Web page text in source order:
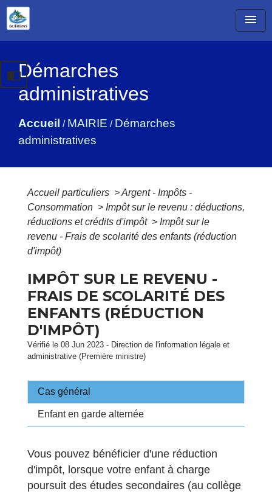
menu
Démarches
administratives
Accueil / MAIRIE / Démarches
administratives
import_contacts
Accueil particuliers >Argent - Impôts -
Consommation > Impôt sur le revenu : déductions,
réductions et crédits d'impôt > Impôt sur le
revenu - Frais de scolarité des enfants (réduction
d'impôt)
IMPÔT SUR LE REVENU -
FRAIS DE SCOLARITÉ DES
ENFANTS (RÉDUCTION
D'IMPÔT)
Vérifié le 08 Jun 2023 - Direction de l'information légale et
administrative (Première ministre)
Cas général
Enfant en garde alternée
Vous pouvez bénéficier d'une réduction
d'impôt, lorsque votre enfant à charge
poursuit des études secondaires (au collège